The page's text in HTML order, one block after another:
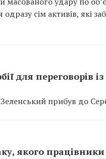
сім активів, які
для переговорів
прибув до
якого працівники